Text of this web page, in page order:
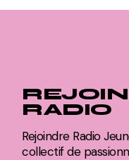
RADIO
Rejoindre Radio
collectif de